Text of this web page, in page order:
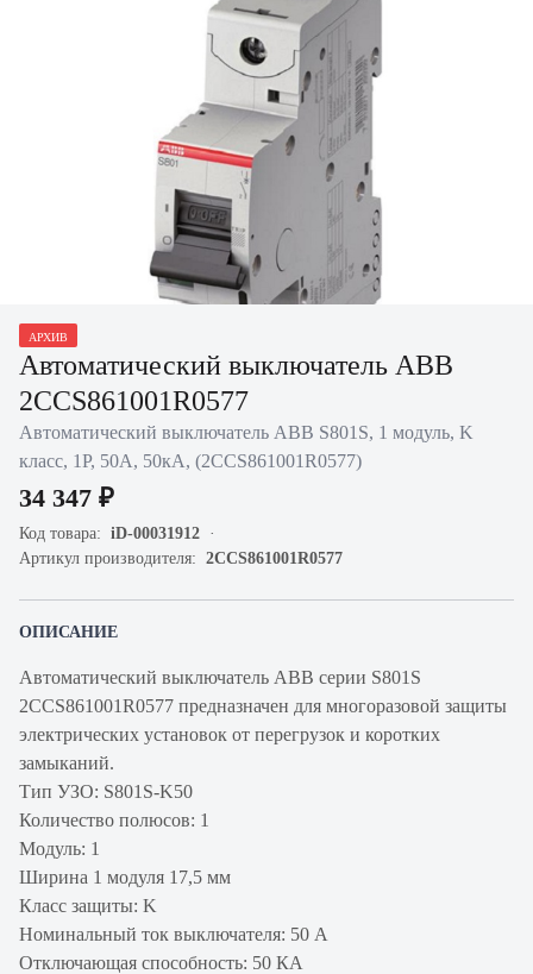
АРХИВ
Автоматический выключатель ABB
2CCS861001R0577
Автоматический выключатель ABB S801S, 1 модуль, K
класс, 1P, 50А, 50кА, (2CCS861001R0577)
34 347 ₽
Код товара: iD-00031912
Артикул производителя: 2CCS861001R0577
ОПИСАНИЕ
Автоматический выключатель ABB серии S801S
2CCS861001R0577 предназначен для многоразовой защиты
электрических установок от перегрузок и коротких
замыканий.
Тип УЗО: S801S-K50
Количество полюсов: 1
Модуль: 1
Ширина 1 модуля 17,5 мм
Класс защиты: K
Номинальный ток выключателя: 50 А
Отключающая способность: 50 КА